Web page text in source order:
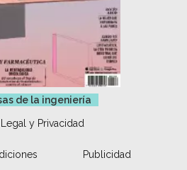
de la ingeniería
y Privacidad
Publicidad